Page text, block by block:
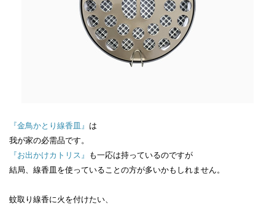
『金鳥かとり線香皿』 は
我が家の必需品です。
『お出かけカトリス』
も一応は持っているのですが
結局、線香皿を使っていることの方が多いかもしれません。
蚊取り線香に火を付けたい、